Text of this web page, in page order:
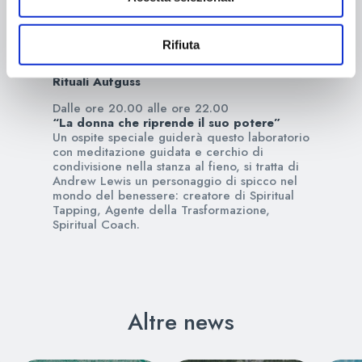
Rifiuta
Costo del tour 8€*
(*oltre all’ingresso in wellness)
Ore 16.00 | 17.30 | 19.00 | 20.30
Rituali Aufguss
Dalle ore 20.00 alle ore 22.00
“La donna che riprende il suo potere”
Un ospite speciale guiderà questo laboratorio
con meditazione guidata e cerchio di
condivisione nella stanza al fieno, si tratta di
Andrew Lewis un personaggio di spicco nel
mondo del benessere: creatore di Spiritual
Tapping, Agente della Trasformazione,
Spiritual Coach.
Altre news